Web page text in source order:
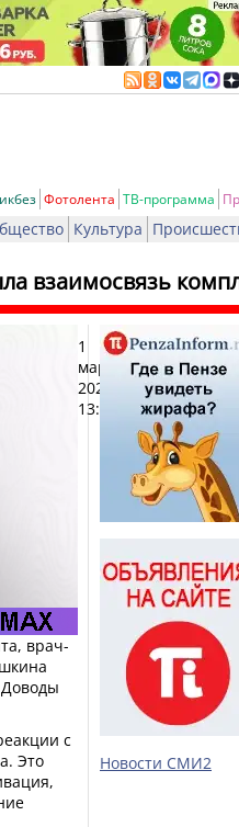
Фотолента ТВ-программа
Культура
взаимосвязь
1
марта
2026,
13:21
врач-
с
Это
Новости СМИ2